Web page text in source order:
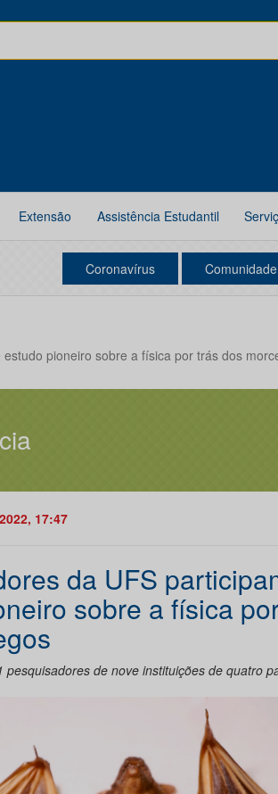
Extensão Assistência Estudantil
Coronavírus
pioneiro sobre a física por trás dos
17:47
da UFS
sobre a física
pesquisadores de nove instituições de quatro